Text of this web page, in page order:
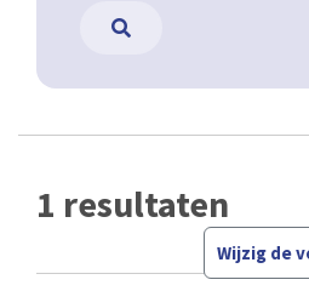
1 resultaten